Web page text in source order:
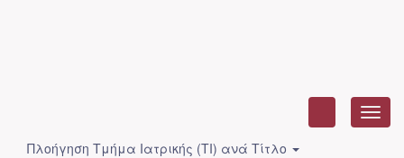
Πλοήγηση Τμήμα Ιατρικής (ΤΙ) ανά Τίτλο